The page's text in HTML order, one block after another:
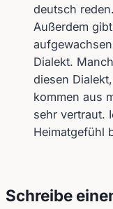
deutsch reden.
Außerdem
Dialekt.
diesen
kommen aus
sehr vertraut.
Heimatgefühl
Schreibe